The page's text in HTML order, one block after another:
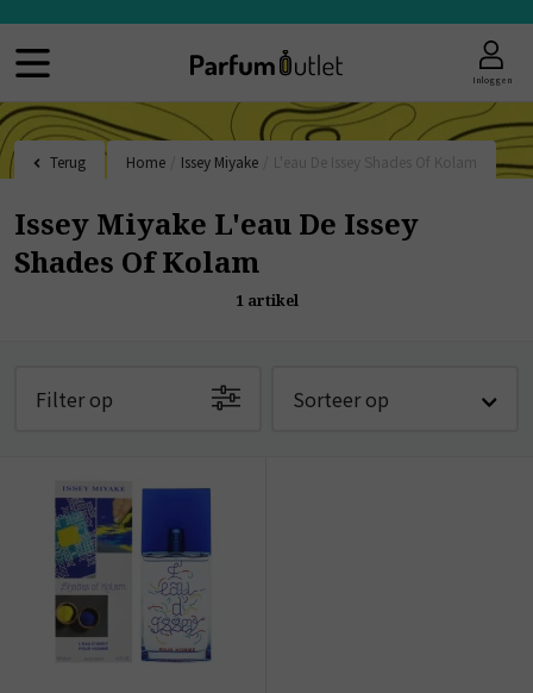
Inloggen
Terug Home Issey Miyake
Issey Miyake L'eau De Issey
Shades Of Kolam
1 artikel
Filter op Sorteer op